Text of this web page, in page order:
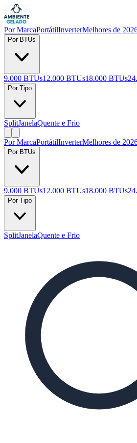
Por MarcaPortátilInverterMelhores de
Por BTUs
9.000 BTUs12.000 BTUs18.000 BTUs
Por Tipo
SplitJanelaQuente e Frio
Por MarcaPortátilInverterMelhores de
Por BTUs
9.000 BTUs12.000 BTUs18.000 BTUs
Por Tipo
SplitJanelaQuente e Frio